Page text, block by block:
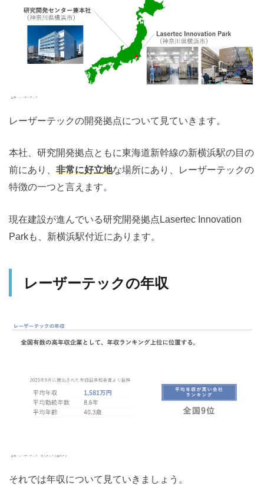
レーザーテックの開発拠点について見ていきます。
本社、研究開発拠点ともに東海道新幹線の新横浜駅の目の
前にあり、 非常に好立地な場所にあり、レーザーテックの
特徴の一つと言えます。
現在建設が進んでいる研究開発拠点Lasertec Innovation
Parkも、新横浜駅付近にあります。
レーザーテックの年収
それでは年収について見ていきましょう。